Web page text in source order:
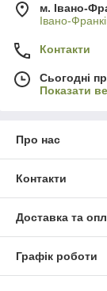
м. Івано-
Івано-
Контакти
Сьогодні
Показати
Про нас
Контакти
Доставка та
Графік роботи